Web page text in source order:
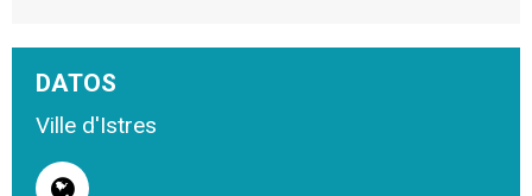
DATOS
Ville d'Istres